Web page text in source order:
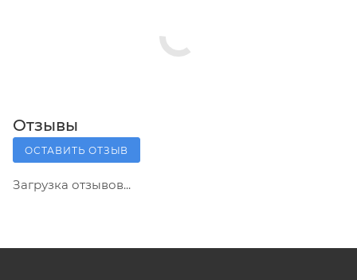
Отзывы
ОСТАВИТЬ ОТЗЫВ
Загрузка отзывов...